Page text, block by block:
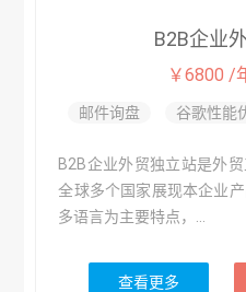
B2B企业
￥6800 /
邮件询盘 谷歌性能
B2B企业外贸独立站是外
全球多个国家展现本企业
多语言为主要特点，...
查看更多